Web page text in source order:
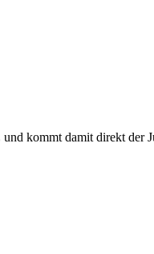
kommt damit direkt